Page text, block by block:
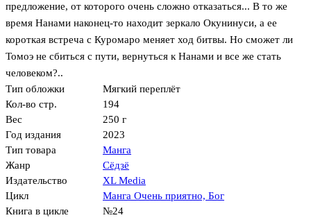
предложение, от которого очень сложно отказаться... В то же
время Нанами наконец-то находит зеркало Окунинуси, а ее
короткая встреча с Куромаро меняет ход битвы. Но сможет ли
Томоэ не сбиться с пути, вернуться к Нанами и все же стать
человеком?..
Тип обложки
Мягкий переплёт
Кол-во стр.
194
Вес
250 г
Год издания
2023
Тип товара
Манга
Жанр
Сёдзё
Издательство
XL Media
Цикл
Манга Очень приятно, Бог
Книга в цикле
№24